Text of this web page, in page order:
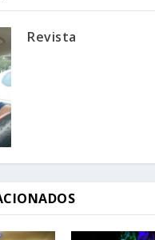
Revista